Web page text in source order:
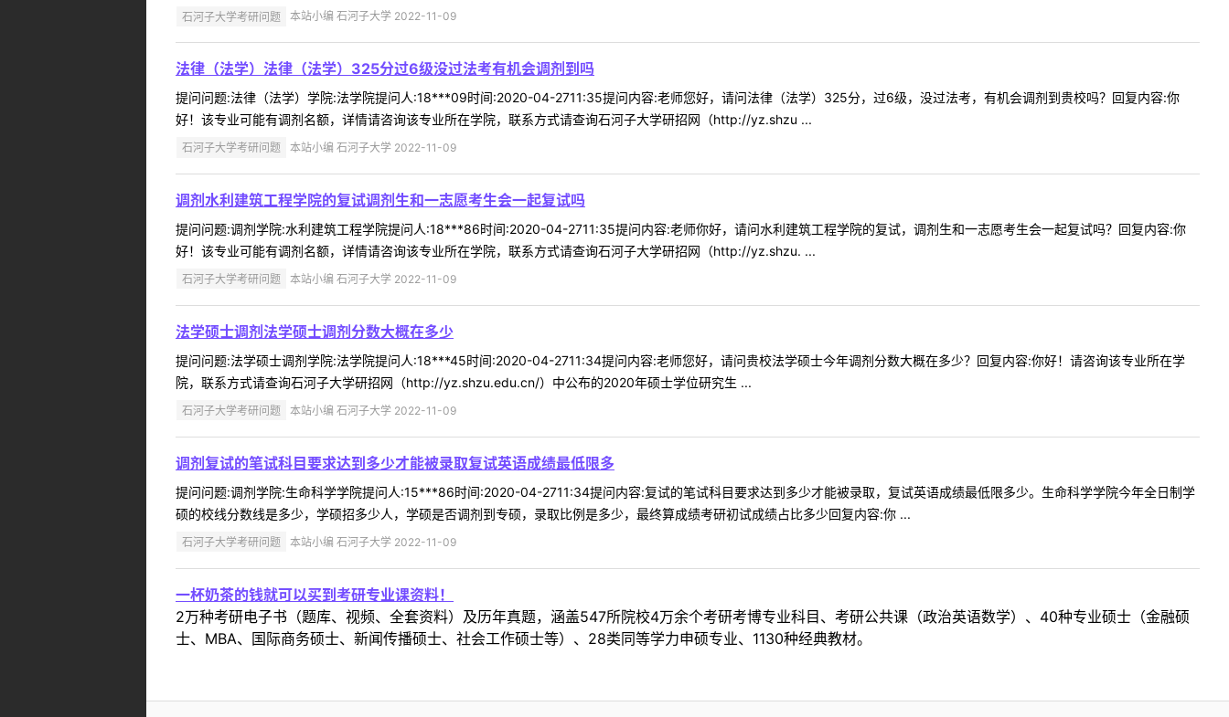
石河子大学考研问题 本站小编 石河子大学 2022-11-09
法律（法学）法律（法学）325分过6级没过法考有机会调剂到吗
提问问题:法律（法学）学院:法学院提问人:18***09时间:2020-04-2711:35提问内容:老师您好，请问法律（法学）325分，过6级，没过法考，有机会调剂到贵校吗？回复内容:你
好！该专业可能有调剂名额，详情请咨询该专业所在学院，联系方式请查询石河子大学研招网（http://yz.shzu ...
石河子大学考研问题 本站小编 石河子大学 2022-11-09
调剂水利建筑工程学院的复试调剂生和一志愿考生会一起复试吗
提问问题:调剂学院:水利建筑工程学院提问人:18***86时间:2020-04-2711:35提问内容:老师你好，请问水利建筑工程学院的复试，调剂生和一志愿考生会一起复试吗？回复内容:你
好！该专业可能有调剂名额，详情请咨询该专业所在学院，联系方式请查询石河子大学研招网（http://yz.shzu. ...
石河子大学考研问题 本站小编 石河子大学 2022-11-09
法学硕士调剂法学硕士调剂分数大概在多少
提问问题:法学硕士调剂学院:法学院提问人:18***45时间:2020-04-2711:34提问内容:老师您好，请问贵校法学硕士今年调剂分数大概在多少？回复内容:你好！请咨询该专业所在学
院，联系方式请查询石河子大学研招网（http://yz.shzu.edu.cn/）中公布的2020年硕士学位研究生 ...
石河子大学考研问题 本站小编 石河子大学 2022-11-09
调剂复试的笔试科目要求达到多少才能被录取复试英语成绩最低限多
提问问题:调剂学院:生命科学学院提问人:15***86时间:2020-04-2711:34提问内容:复试的笔试科目要求达到多少才能被录取，复试英语成绩最低限多少。生命科学学院今年全日制学
硕的校线分数线是多少，学硕招多少人，学硕是否调剂到专硕，录取比例是多少，最终算成绩考研初试成绩占比多少回复内容:你 ...
石河子大学考研问题 本站小编 石河子大学 2022-11-09
一杯奶茶的钱就可以买到考研专业课资料！
2万种考研电子书（题库、视频、全套资料）及历年真题，涵盖547所院校4万余个考研考博专业科目、考研公共课（政治英语数学）、40种专业硕士（金融硕
士、MBA、国际商务硕士、新闻传播硕士、社会工作硕士等）、28类同等学力申硕专业、1130种经典教材。